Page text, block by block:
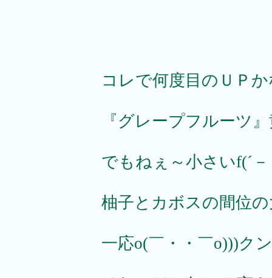
コレで何度目のＵＰか
『グレープフルーツ』
でもねぇ～小さいf(´－
柚子とカボスの間位の
一応o(￣・・￣o)))クン